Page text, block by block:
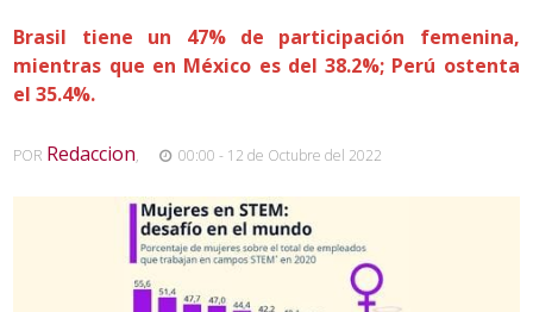
Brasil tiene un 47% de participación femenina,
mientras que en México es del 38.2%; Perú ostenta
el 35.4%.
POR Redaccion, 00:00 - 12 de Octubre del 2022